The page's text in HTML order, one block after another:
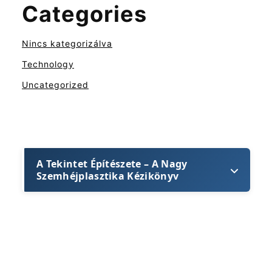
Categories
Nincs kategorizálva
Technology
Uncategorized
A Tekintet Építészete – A Nagy
Szemhéjplasztika Kézikönyv